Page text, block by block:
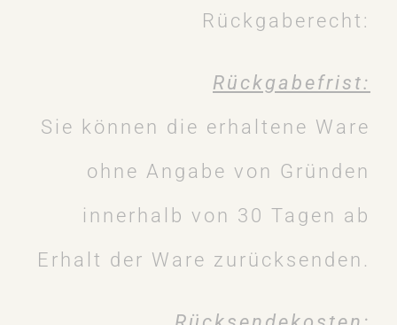
Rückgaberecht:
Rückgabefrist:
Sie können die erhaltene Ware
ohne Angabe von Gründen
innerhalb von 30 Tagen ab
Erhalt der Ware zurücksenden.